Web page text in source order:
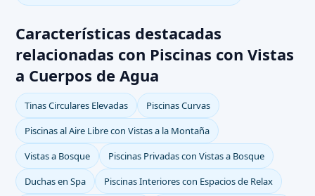
Características destacadas
relacionadas con Piscinas con Vistas
a Cuerpos de Agua
Tinas Circulares Elevadas
Piscinas Curvas
Piscinas al Aire Libre con Vistas a la Montaña
Vistas a Bosque
Piscinas Privadas con Vistas a Bosque
Duchas en Spa
Piscinas Interiores con Espacios de Relax